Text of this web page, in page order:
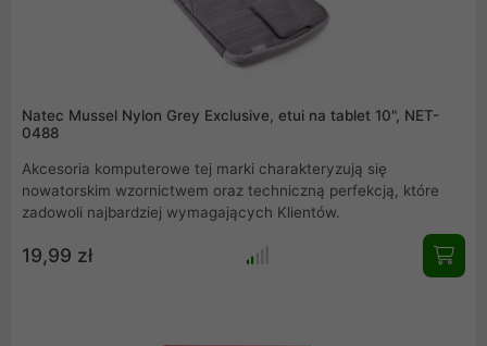
Natec Mussel Nylon Grey Exclusive, etui na tablet 10", NET-
0488
Akcesoria komputerowe tej marki charakteryzują się
nowatorskim wzornictwem oraz techniczną perfekcją, które
zadowoli najbardziej wymagających Klientów.
19,99 zł